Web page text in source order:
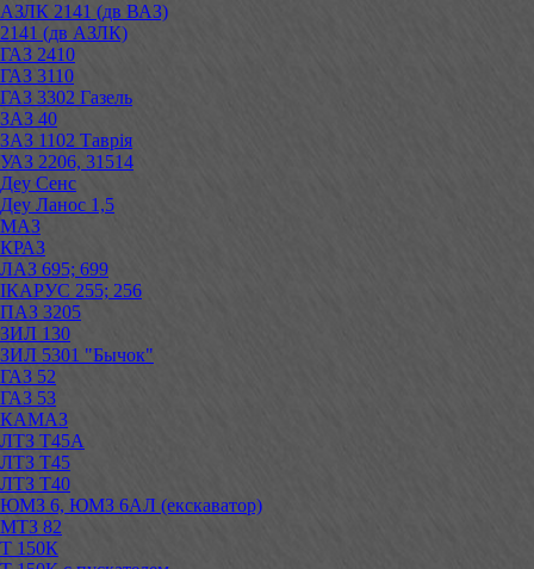
АЗЛК 2141 (дв ВАЗ)
2141 (дв АЗЛК)
ГАЗ 2410
ГАЗ 3110
ГАЗ 3302 Газель
ЗАЗ 40
ЗАЗ 1102 Таврія
УАЗ 2206, 31514
Деу Сенс
Деу Ланос 1,5
МАЗ
КРАЗ
ЛАЗ 695; 699
ІКАРУС 255; 256
ПАЗ 3205
ЗИЛ 130
ЗИЛ 5301 "Бычок"
ГАЗ 52
ГАЗ 53
КАМАЗ
ЛТЗ Т45А
ЛТЗ Т45
ЛТЗ Т40
ЮМЗ 6, ЮМЗ 6АЛ (екскаватор)
МТЗ 82
Т 150К